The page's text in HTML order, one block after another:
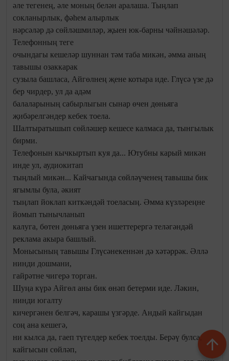
әле тегенең, әле моның белән аралаша. Тыңлап
сокланырлык, фәһем алырлык
нәрсәләр дә сөйләшмиләр, җыен юк-барны чәйнәшәләр.
Телефонның теге
очындагы кешеләр шуннан тәм таба микән, әмма аның
тавышы озаккарак
сузыла башласа, Айгөлнең җене котыра иде. Глүсә үзе дә
бер чирдер, ул да адәм
балаларының сабырлыгын сынар өчен дөньяга
җибәрелгәндер кебек тоела.
Шалтыратышып сөйләшер кешесе калмаса да, тынгылык
бирми.
Телефонын кычкыртып куя да... Ютубны карый микән
инде ул, аудиокитап
тыңлый микән... Кайчагында сөйләүченең тавышы бик
ягымлы була, әкият
тыңлап йоклап киткәндәй тоеласың. Әмма күзләреңне
йомып тынычланып
калуга, бөтен дөньяга үзен ишеттерергә теләгәндәй
реклама акыра башлый.
Монысының тавышы Глүсәнекеннән дә хәтәррәк. Әллә
нинди дошмани,
гайрәтне чигерә торган.
Шуңа күрә Айгөл аны бик өнәп бетерми иде. Ләкин,
нинди югалту
кичергәнен белгәч, карашы үзгәрде. Андый кайгыдан
соң ана кешегә,
ни кылса да, гаеп түгелдер кебек тоелды. Берәү булса,
кайгысын сөйләп,